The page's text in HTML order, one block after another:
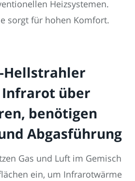
Heizsystemen.
sorgt für hohen Komfort.
Hellstrahler
über
benötigen
Abgasführung
Gas und Luft im Gemisch
ein, um Infrarotwärme